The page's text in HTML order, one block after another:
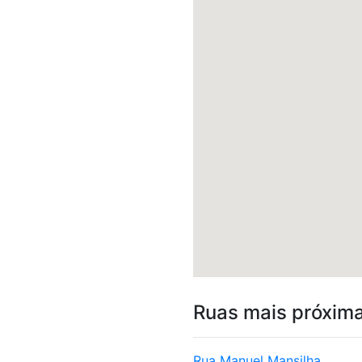
Ruas mais